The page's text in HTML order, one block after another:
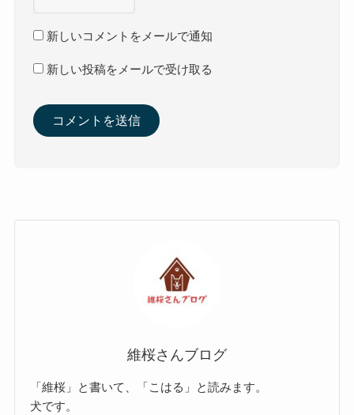
新しいコメントをメールで通知
新しい投稿をメールで受け取る
維桜さんブログ
「維桜」と書いて、「こはる」と読みます。
犬です。